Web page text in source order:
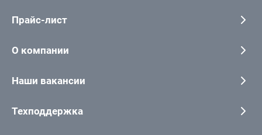
Прайс-лист
О компании
Наши вакансии
Техподдержка